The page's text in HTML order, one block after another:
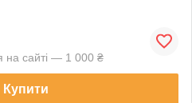
на сайті — 1 000 ₴
Купити